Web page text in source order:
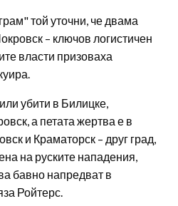
той уточни, че двама
– ключов логистичен
власти призоваха
убити в Билицке,
а петата жертва е в
и Краматорск – друг град,
на руските нападения,
бавно напредват в
Ройтерс.